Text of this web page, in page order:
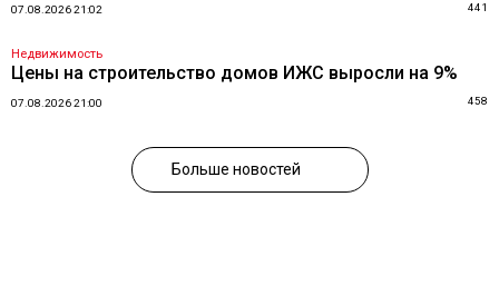
07.08.2026 21:02 441
Недвижимость
Цены на строительство домов ИЖС выросли на 9%
07.08.2026 21:00 458
Больше новостей